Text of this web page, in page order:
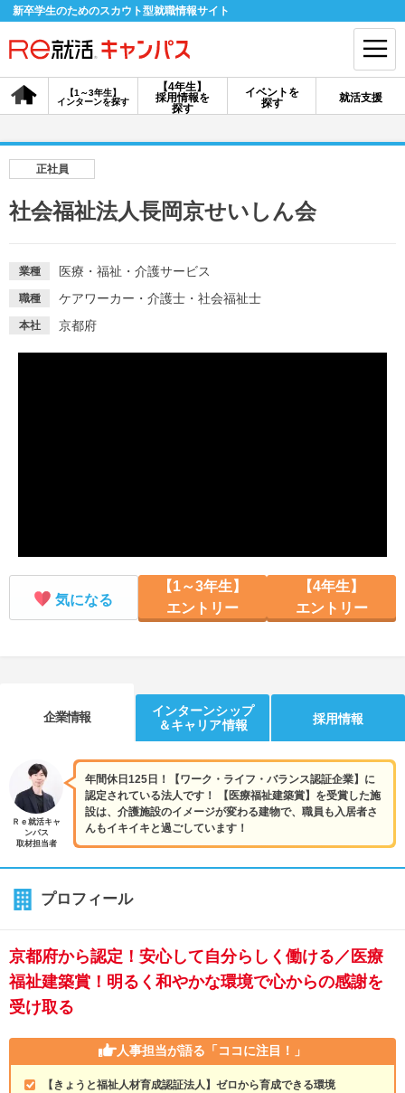
新卒学生のためのスカウト型就職情報サイト
【4年生】
採用情報を
探す
【1～3年生】
インターンを探す
イベントを
探す
就活支援
会員登録 ログイン
採用情報を探す
説明会を探す
イベントを探す
就活時事ニュースを更新
正社員
社会福祉法人長岡京せいしん会
業種 医療・福祉・介護サービス
職種 ケアワーカー・介護士・社会福祉士
本社 京都府
気になる
【1～3年生】
エントリー
【4年生】
エントリー
企業情報
インターンシップ
＆キャリア情報
採用情報
年間休日125日！【ワーク・ライフ・バランス認証企業】に
認定されている法人です！ 【医療福祉建築賞】を受賞した施
設は、介護施設のイメージが変わる建物で、職員も入居者さ
んもイキイキと過ごしています！
Ｒｅ就活キャ
ンパス
取材担当者
プロフィール
京都府から認定！安心して自分らしく働ける／医療
福祉建築賞！明るく和やかな環境で心からの感謝を
受け取る
人事担当が語る 「ココに注目！」
【きょうと福祉人材育成認証法人】ゼロから育成できる環境